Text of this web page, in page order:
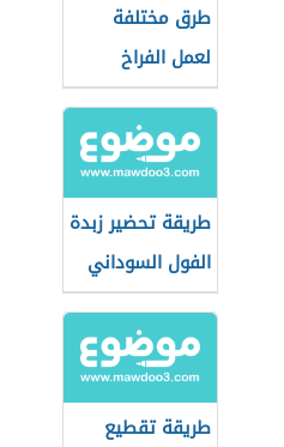
طرق مختلفة
لعمل الفراخ
طريقة تحضير زبدة
الفول السوداني
طريقة تقطيع